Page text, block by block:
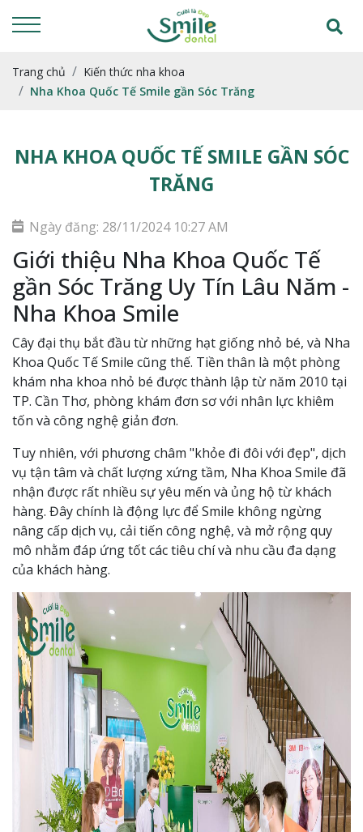
Trang chủ
Kiến thức nha khoa
Nha Khoa Quốc Tế Smile gần Sóc Trăng
NHA KHOA QUỐC TẾ SMILE GẦN SÓC
TRĂNG
Ngày đăng: 28/11/2024 10:27 AM
Giới thiệu Nha Khoa Quốc Tế
gần Sóc Trăng Uy Tín Lâu Năm -
Nha Khoa Smile
Cây đại thụ bắt đầu từ những hạt giống nhỏ bé, và Nha
Khoa Quốc Tế Smile cũng thế. Tiền thân là một phòng
khám nha khoa nhỏ bé được thành lập từ năm 2010 tại
TP. Cần Thơ, phòng khám đơn sơ với nhân lực khiêm
tốn và công nghệ giản đơn.
Tuy nhiên, với phương châm "khỏe đi đôi với đẹp", dịch
vụ tận tâm và chất lượng xứng tầm, Nha Khoa Smile đã
nhận được rất nhiều sự yêu mến và ủng hộ từ khách
hàng. Đây chính là động lực để Smile không ngừng
nâng cấp dịch vụ, cải tiến công nghệ, và mở rộng quy
mô nhằm đáp ứng tốt các tiêu chí và nhu cầu đa dạng
của khách hàng.